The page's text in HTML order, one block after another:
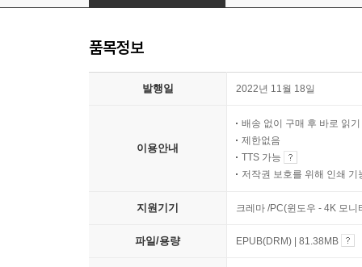
품목정보
발행일 2022년 11월 18일
이용안내
배송 없이 구매 후 바로 읽기
제한없음
TTS 가능
저작권 보호를 위해 인쇄 기
지원기기 크레마 /PC(윈도우 - 4K 모
파일/용량 EPUB(DRM) | 81.38MB